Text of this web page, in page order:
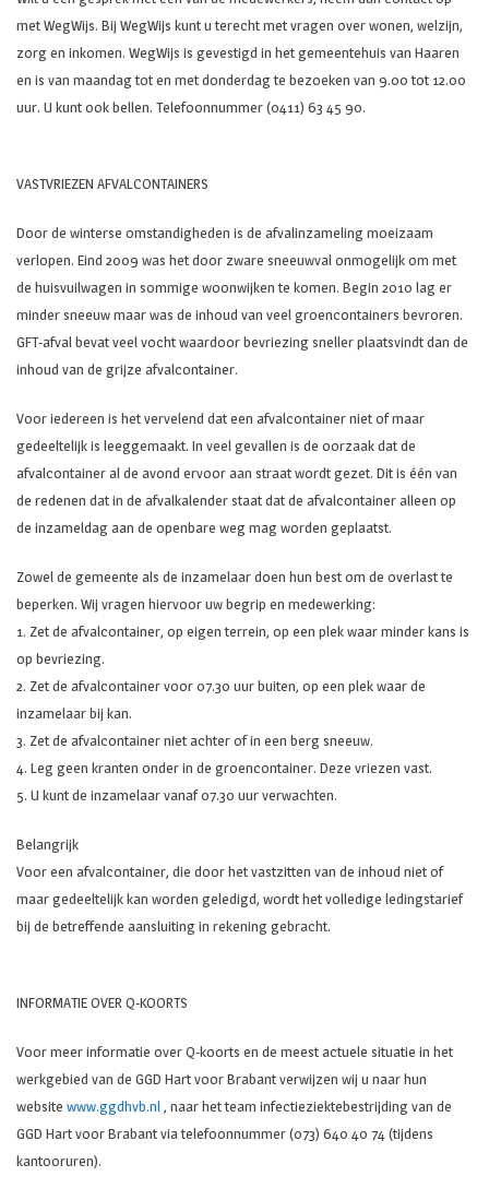
met WegWijs. Bij WegWijs kunt u terecht met vragen over wonen, welzijn,
zorg en inkomen. WegWijs is gevestigd in het gemeentehuis van Haaren
en is van maandag tot en met donderdag te bezoeken van 9.00 tot 12.00
uur. U kunt ook bellen. Telefoonnummer (0411) 63 45 90.
VASTVRIEZEN AFVALCONTAINERS
Door de winterse omstandigheden is de afvalinzameling moeizaam
verlopen. Eind 2009 was het door zware sneeuwval onmogelijk om met
de huisvuilwagen in sommige woonwijken te komen. Begin 2010 lag er
minder sneeuw maar was de inhoud van veel groencontainers bevroren.
GFT-afval bevat veel vocht waardoor bevriezing sneller plaatsvindt dan de
inhoud van de grijze afvalcontainer.
Voor iedereen is het vervelend dat een afvalcontainer niet of maar
gedeeltelijk is leeggemaakt. In veel gevallen is de oorzaak dat de
afvalcontainer al de avond ervoor aan straat wordt gezet. Dit is één van
de redenen dat in de afvalkalender staat dat de afvalcontainer alleen op
de inzameldag aan de openbare weg mag worden geplaatst.
Zowel de gemeente als de inzamelaar doen hun best om de overlast te
beperken. Wij vragen hiervoor uw begrip en medewerking:
1. Zet de afvalcontainer, op eigen terrein, op een plek waar minder kans is
op bevriezing.
2. Zet de afvalcontainer voor 07.30 uur buiten, op een plek waar de
inzamelaar bij kan.
3. Zet de afvalcontainer niet achter of in een berg sneeuw.
4. Leg geen kranten onder in de groencontainer. Deze vriezen vast.
5. U kunt de inzamelaar vanaf 07.30 uur verwachten.
Belangrijk
Voor een afvalcontainer, die door het vastzitten van de inhoud niet of
maar gedeeltelijk kan worden geledigd, wordt het volledige ledingstarief
bij de betreffende aansluiting in rekening gebracht.
INFORMATIE OVER Q-KOORTS
Voor meer informatie over Q-koorts en de meest actuele situatie in het
werkgebied van de GGD Hart voor Brabant verwijzen wij u naar hun
website www.ggdhvb.nl , naar het team infectieziektebestrijding van de
GGD Hart voor Brabant via telefoonnummer (073) 640 40 74 (tijdens
kantooruren).